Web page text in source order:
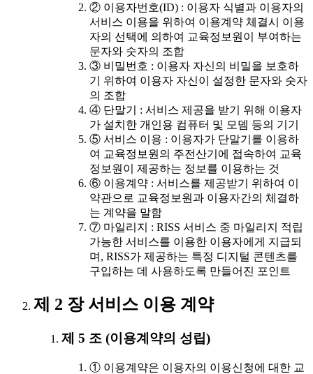
② 이용자번호(ID) : 이용자 식별과 이용자의
서비스 이용을 위하여 이용계약 체결시 이용
자의 선택에 의하여 교육정보원이 부여하는
문자와 숫자의 조합
③ 비밀번호 : 이용자 자신의 비밀을 보호하
기 위하여 이용자 자신이 설정한 문자와 숫자
의 조합
④ 단말기 : 서비스 제공을 받기 위해 이용자
가 설치한 개인용 컴퓨터 및 모뎀 등의 기기
⑤ 서비스 이용 : 이용자가 단말기를 이용하
여 교육정보원의 주전산기에 접속하여 교육
정보원이 제공하는 정보를 이용하는 것
⑥ 이용계약 : 서비스를 제공받기 위하여 이
약관으로 교육정보원과 이용자간의 체결하
는 계약을 말함
⑦ 마일리지 : RISS 서비스 중 마일리지 적립
가능한 서비스를 이용한 이용자에게 지급되
며, RISS가 제공하는 특정 디지털 콘텐츠를
구입하는 데 사용하도록 만들어진 포인트
제 2 장 서비스 이용 계약
제 5 조 (이용계약의 성립)
① 이용계약은 이용자의 이용신청에 대한 교